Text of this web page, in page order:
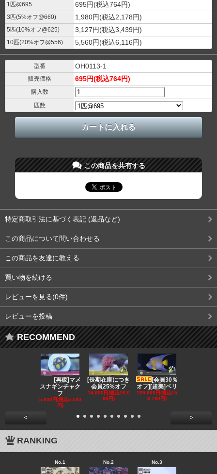
1匹@695 695円(税込764円)
3匹(5%オフ@660) 1,980円(税込2,178円)
5匹(10%オフ@625) 3,127円(税込3,439円)
10匹(20%オフ@556) 5,560円(税込6,116円)
型番 OH0113-1
販売価格 695円(税込764円)
購入数
匹数
この商品を共有する
特定商取引法に基づく表記 (返品など)
この商品について問い合わせる
この商品を友達に教える
買い物を続ける
レビューを見る(0件)
レビューを投稿
RECOMMEND
[再販]マメ
スナギンチャク
フ
5,000円(税込5,500
円)
[長期在庫につき
会員25%オフ
14,600円(税込16,0
60円)
[会員30％
オフ][超美]ベリ
139,800円(税込15
3,780円)
< >
RANKING
No.1 No.2 No.3